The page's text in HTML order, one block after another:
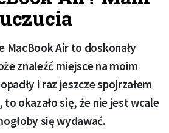
MacBook Air to doskonały
znaleźć miejsce na moim
i raz jeszcze spojrzałem
okazało się, że nie jest wcale
się wydawać.